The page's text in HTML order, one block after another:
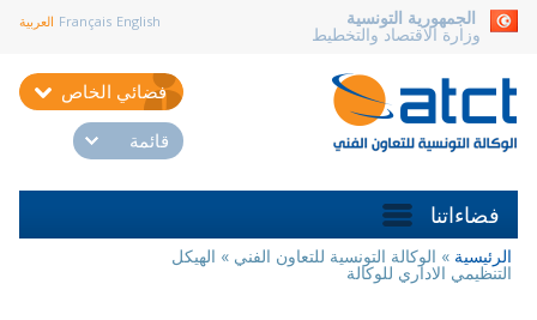
الجمهورية التونسية
وزارة الاقتصاد والتخطيط
Français English العربية
فضائي الخاص
قائمة
فضاءاتنا
أنت
هنا
الرئيسية » الوكالة التونسية للتعاون الفني » الهيكل
التنظيمي الاداري للوكالة